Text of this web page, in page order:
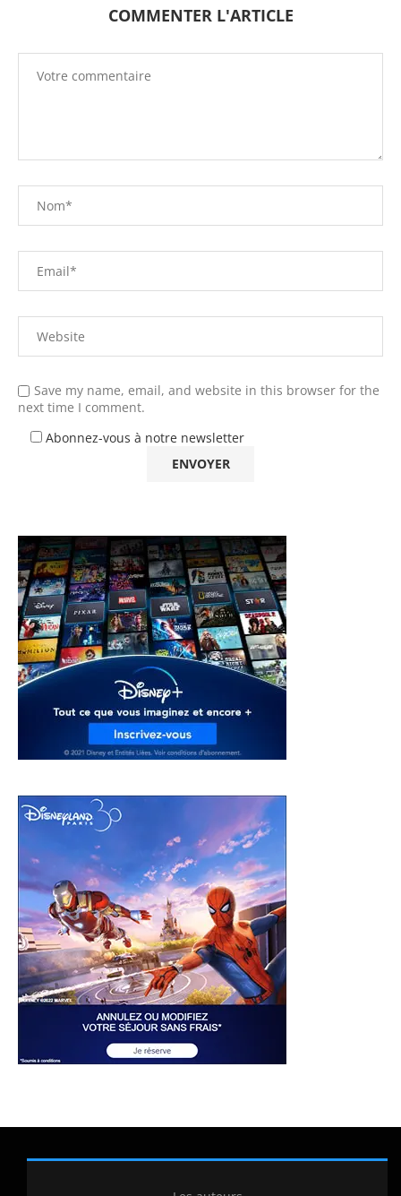
COMMENTER L'ARTICLE
Save my name, email, and website in this browser for the
next time I comment.
Abonnez-vous à notre newsletter